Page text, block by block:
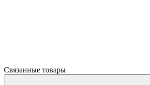
Связанные товары